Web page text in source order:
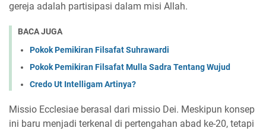
gereja adalah partisipasi dalam misi Allah.
BACA JUGA
Pokok Pemikiran Filsafat Suhrawardi
Pokok Pemikiran Filsafat Mulla Sadra Tentang Wujud
Credo Ut Intelligam Artinya?
Missio Ecclesiae berasal dari missio Dei. Meskipun konsep
ini baru menjadi terkenal di pertengahan abad ke-20, tetapi